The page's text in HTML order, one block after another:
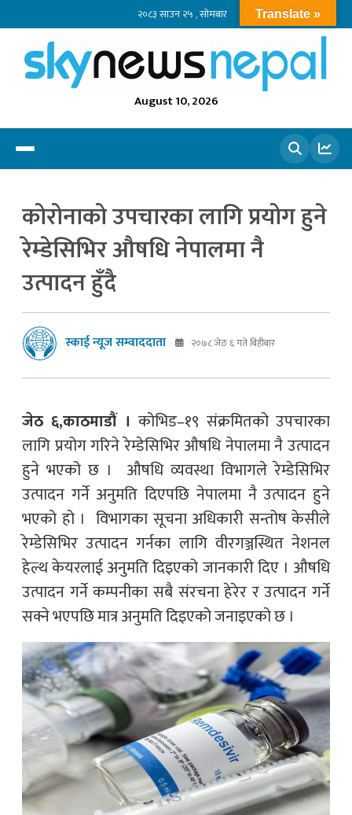
२०८३ साउन २५ , सोमबार
August 10, 2026
कोरोनाको उपचारका लागि प्रयोग हुने
रेम्डेसिभिर औषधि नेपालमा नै
उत्पादन हुँदै
स्काई न्यूज सम्वाददाता २०७८ जेठ ६ गते बिहीबार
जेठ ६,काठमाडौं । कोभिड–१९ संक्रमितको उपचारका
लागि प्रयोग गरिने रेम्डेसिभिर औषधि नेपालमा नै उत्पादन
हुने भएको छ । औषधि व्यवस्था विभागले रेम्डेसिभिर
उत्पादन गर्ने अनुमति दिएपछि नेपालमा नै उत्पादन हुने
भएको हो । विभागका सूचना अधिकारी सन्तोष केसीले
रेम्डेसिभिर उत्पादन गर्नका लागि वीरगञ्जस्थित नेशनल
हेल्थ केयरलाई अनुमति दिइएको जानकारी दिए । औषधि
उत्पादन गर्ने कम्पनीका सबै संरचना हेरेर र उत्पादन गर्ने
सक्ने भएपछि मात्र अनुमति दिइएको जनाइएको छ ।
Translate »